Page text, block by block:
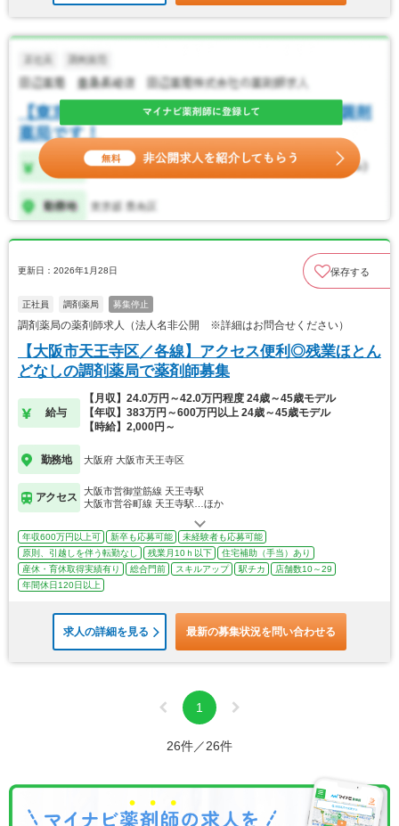
更新日：2026年1月28日 保存する
正社員 調剤薬局 募集停止
調剤薬局の薬剤師求人（法人名非公開 ※詳細はお問合せください）
【大阪市天王寺区／各線】アクセス便利◎残業ほとん
どなしの調剤薬局で薬剤師募集
給与
【月収】24.0万円～42.0万円程度 24歳～45歳モデル
【年収】383万円～600万円以上 24歳～45歳モデル
【時給】2,000円～
勤務地 大阪府 大阪市天王寺区
アクセス
大阪市営御堂筋線 天王寺駅
大阪市営谷町線 天王寺駅…ほか
年収600万円以上可 新卒も応募可能
未経験者も応募可能
原則、引越しを伴う転勤なし
残業月10ｈ以下
住宅補助（手当）あり
産休・育休取得実績有り
総合門前 スキルアップ 駅チカ
店舗数10～29
年間休日120日以上
求人の詳細を見る 最新の募集状況を問い合わせる
1
26件／26件